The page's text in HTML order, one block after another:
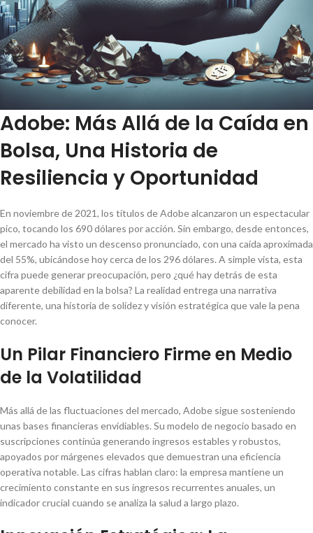
Adobe: Más Allá de la Caída en
Bolsa, Una Historia de
Resiliencia y Oportunidad
En noviembre de 2021, los títulos de Adobe alcanzaron un espectacular
pico, tocando los 690 dólares por acción. Sin embargo, desde entonces,
el mercado ha visto un descenso pronunciado, con una caída aproximada
del 55%, ubicándose hoy cerca de los 296 dólares. A simple vista, esta
cifra puede generar preocupación, pero ¿qué hay detrás de esta
aparente debilidad en la bolsa? La realidad entrega una narrativa
diferente, una historia de solidez y visión estratégica que vale la pena
conocer.
Un Pilar Financiero Firme en Medio
de la Volatilidad
Más allá de las fluctuaciones del mercado, Adobe sigue sosteniendo
unas bases financieras envidiables. Su modelo de negocio basado en
suscripciones continúa generando ingresos estables y robustos,
apoyados por márgenes elevados que demuestran una eficiencia
operativa notable. Las cifras hablan claro: la empresa mantiene un
crecimiento constante en sus ingresos recurrentes anuales, un
indicador crucial cuando se analiza la salud a largo plazo.